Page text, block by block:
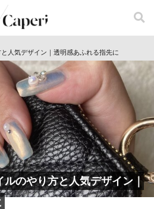
人気デザイン｜透明感あふれる指先に
のやり方と人気デザイン｜